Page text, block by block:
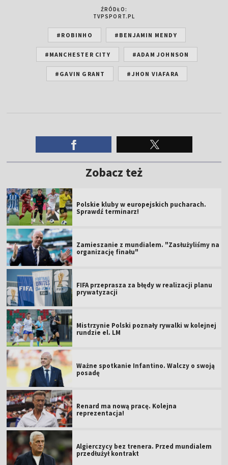
ŹRÓDŁO:
TVPSPORT.PL
#ROBINHO #BENJAMIN MENDY
#MANCHESTER CITY #ADAM JOHNSON
#GAVIN GRANT #JHON VIAFARA
Zobacz też
Polskie kluby w europejskich pucharach.
Sprawdź terminarz!
Zamieszanie z mundialem. "Zasłużyliśmy na
organizację finału"
FIFA przeprasza za błędy w realizacji planu
prywatyzacji
Mistrzynie Polski poznały rywalki w kolejnej
rundzie el. LM
Ważne spotkanie Infantino. Walczy o swoją
posadę
Renard ma nową pracę. Kolejna
reprezentacja!
Algierczycy bez trenera. Przed mundialem
przedłużył kontrakt